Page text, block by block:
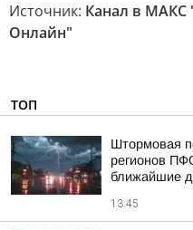
Источник: Канал в МАКС
Онлайн"
ТОП
Штормовая
регионов
ближайшие
13:45